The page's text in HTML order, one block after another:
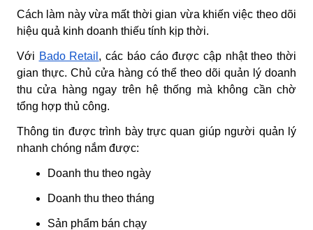
Cách làm này vừa mất thời gian vừa khiến việc theo dõi
hiệu quả kinh doanh thiếu tính kịp thời.
Với Bado Retail , các báo cáo được cập nhật theo thời
gian thực. Chủ cửa hàng có thể theo dõi quản lý doanh
thu cửa hàng ngay trên hệ thống mà không cần chờ
tổng hợp thủ công.
Thông tin được trình bày trực quan giúp người quản lý
nhanh chóng nắm được:
Doanh thu theo ngày
Doanh thu theo tháng
Sản phẩm bán chạy